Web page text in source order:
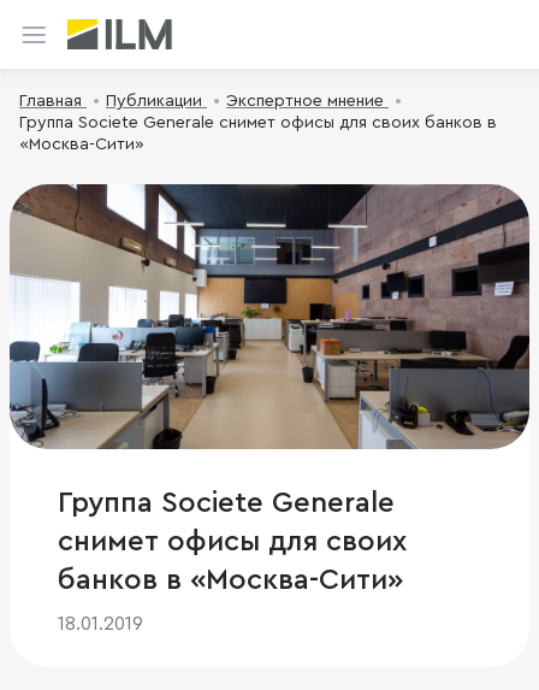
Главная Публикации
Экспертное мнение
Группа Societe Generale снимет офисы для своих банков в
«Москва-Сити»
Группа Societe Generale
снимет офисы для своих
банков в «Москва-Сити»
18.01.2019